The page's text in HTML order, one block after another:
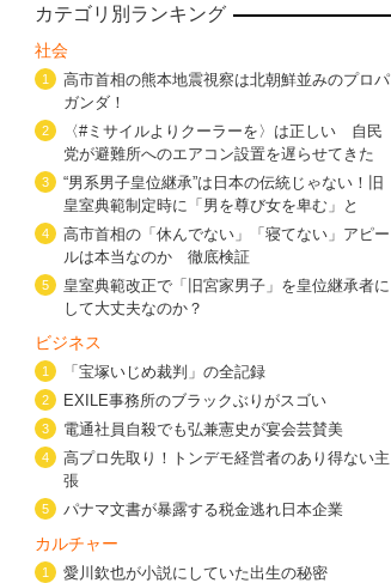
カテゴリ別ランキング
社会
1
高市首相の熊本地震視察は北朝鮮並みのプロパ
ガンダ！
2
〈#ミサイルよりクーラーを〉は正しい 自民
党が避難所へのエアコン設置を遅らせてきた
3
“男系男子皇位継承”は日本の伝統じゃない！旧
皇室典範制定時に「男を尊び女を卑む」と
4
高市首相の「休んでない」「寝てない」アピー
ルは本当なのか 徹底検証
5
皇室典範改正で「旧宮家男子」を皇位継承者に
して大丈夫なのか？
ビジネス
1 「宝塚いじめ裁判」の全記録
2 EXILE事務所のブラックぶりがスゴい
3 電通社員自殺でも弘兼憲史が宴会芸賛美
4
高プロ先取り！トンデモ経営者のあり得ない主
張
5 パナマ文書が暴露する税金逃れ日本企業
カルチャー
1 愛川欽也が小説にしていた出生の秘密